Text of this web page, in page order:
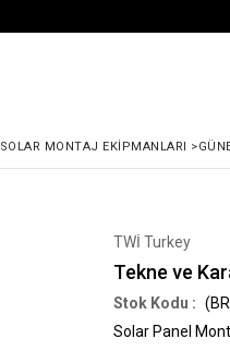
SOLAR MONTAJ EKIPMANLARI >
TWİ Turkey
Tekne ve
Solar Panel